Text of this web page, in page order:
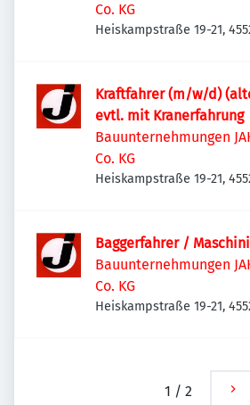
Co. KG
Heiskampstraße 19-21,
Kraftfahrer (m/w/d)
evtl. mit Kranerfahrung
Bauunternehmungen
Co. KG
Heiskampstraße 19-21,
Baggerfahrer /
Bauunternehmungen
Co. KG
Heiskampstraße 19-21,
1 / 2